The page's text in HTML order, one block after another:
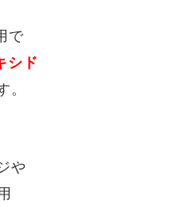
で
シド
や